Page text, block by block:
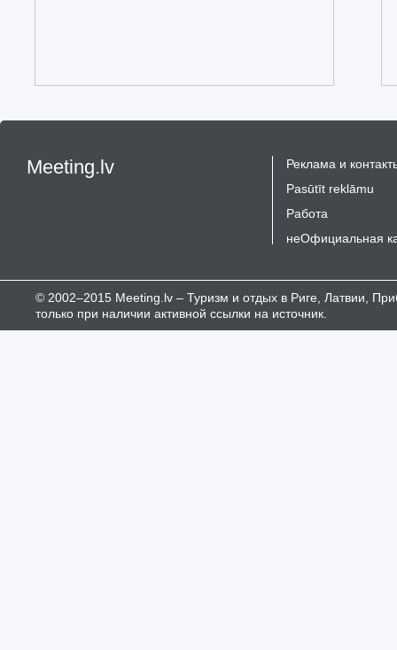
Meeting.lv
Реклама и
Pasūtīt reklāmu
Работа
неОфициальная
© 2002–2015 Meeting.lv – Туризм и отдых в Риге, Латвии,
только при наличии активной ссылки на источник.